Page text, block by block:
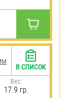
Вес:
17.9 гр.
В СПИСОК